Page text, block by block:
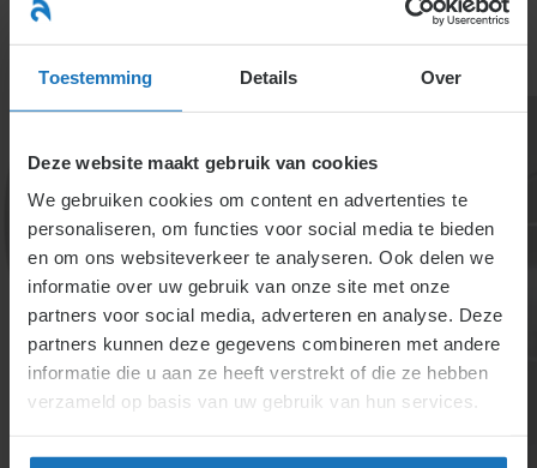
Toestemming Details Over
Deze website maakt gebruik van cookies
We gebruiken cookies om content en advertenties te
personaliseren, om functies voor social media te bieden
en om ons websiteverkeer te analyseren. Ook delen we
informatie over uw gebruik van onze site met onze
partners voor social media, adverteren en analyse. Deze
partners kunnen deze gegevens combineren met andere
informatie die u aan ze heeft verstrekt of die ze hebben
verzameld op basis van uw gebruik van hun services.
naar
inhoud
Wat houdt een
prognose van de
resultatenrekening in?
De resultatenrekening geeft inzicht in de financiële